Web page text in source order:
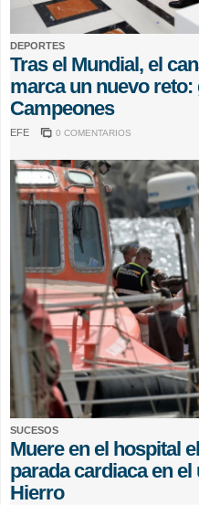
DEPORTES
Tras el Mundial, el
marca un nuevo reto:
Campeones
EFE 0 COMENTARIOS
SUCESOS
Muere en el hospital
parada cardiaca en
Hierro